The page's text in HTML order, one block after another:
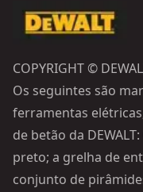
COPYRIGHT ©
Os seguintes são
ferramentas
de betão da
preto; a grelha de
conjunto de